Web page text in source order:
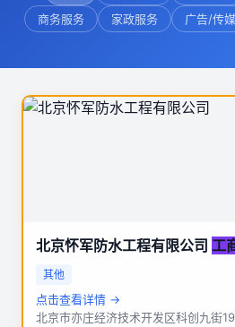
商务服务
家政服务 广告/传媒
北京怀军防水工程有限公司 工
其他
点击查看详情 →
北京市亦庄经济技术开发区科创九街